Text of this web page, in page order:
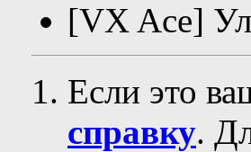
[VX Ace]
Если это
справку.